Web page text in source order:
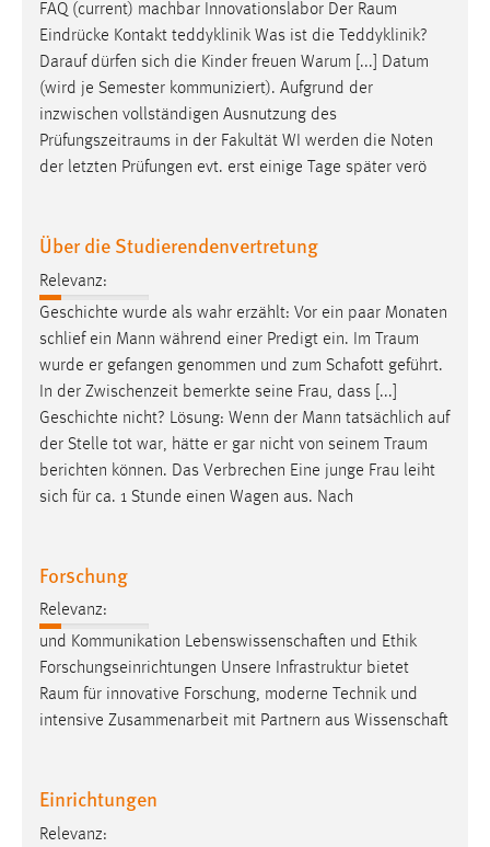
FAQ (current) machbar Innovationslabor Der Raum
Eindrücke Kontakt teddyklinik Was ist die Teddyklinik?
Darauf dürfen sich die Kinder freuen Warum [...] Datum
(wird je Semester kommuniziert). Aufgrund der
inzwischen vollständigen Ausnutzung des
Prüfungszeitraums in der Fakultät WI werden die Noten
der letzten Prüfungen evt. erst einige Tage später verö
Über die Studierendenvertretung
Relevanz:
Geschichte wurde als wahr erzählt: Vor ein paar Monaten
schlief ein Mann während einer Predigt ein. Im
Traum
wurde er gefangen genommen und zum Schafott geführt.
In der Zwischenzeit bemerkte seine Frau, dass [...]
Geschichte nicht? Lösung: Wenn der Mann tatsächlich auf
der Stelle tot war, hätte er gar nicht von seinem
Traum
berichten können. Das Verbrechen Eine junge Frau leiht
sich für ca. 1 Stunde einen Wagen aus. Nach
Forschung
Relevanz:
und Kommunikation Lebenswissenschaften und Ethik
Forschungseinrichtungen Unsere Infrastruktur bietet
Raum für innovative Forschung, moderne Technik und
intensive Zusammenarbeit mit Partnern aus Wissenschaft
Einrichtungen
Relevanz: